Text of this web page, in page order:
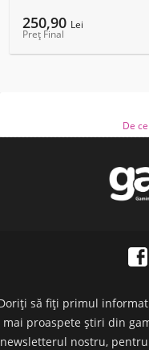
250,90 Lei
Preț Final
De
să fiți primul
mai proaspete știri din
newsletterul nostru,